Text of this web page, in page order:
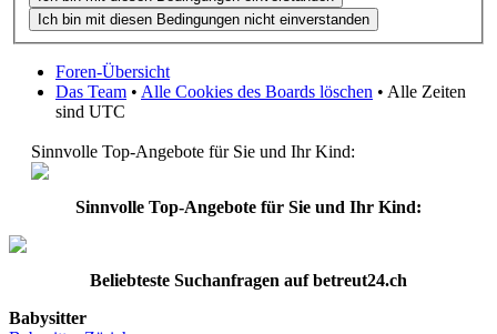
Foren-Übersicht
Das Team • Alle Cookies des Boards löschen • Alle Zeiten
sind UTC
Sinnvolle Top-Angebote für Sie und Ihr Kind:
Sinnvolle Top-Angebote für Sie und Ihr Kind:
Beliebteste Suchanfragen aufbetreut24.ch
Babysitter